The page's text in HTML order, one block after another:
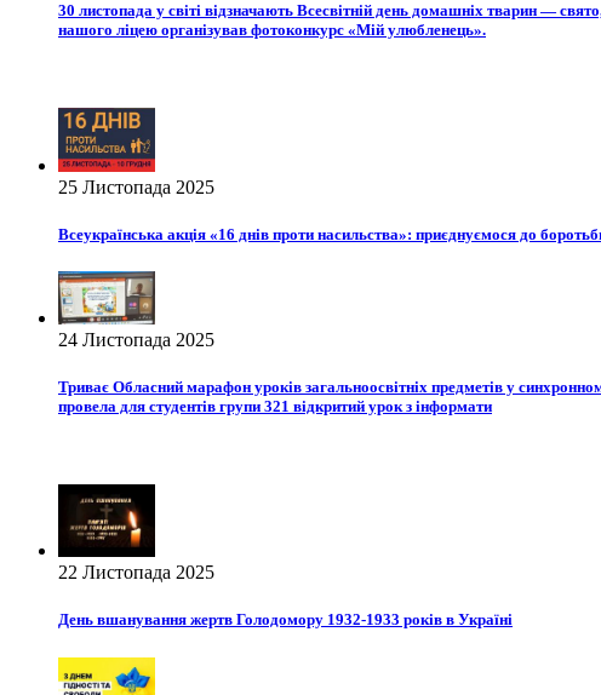
30 листопада у світі відзначають Всесвітній день домашніх тварин —
нашого ліцею організував фотоконкурс «Мій улюбленець».
25 Листопада 2025
Всеукраїнська акція «16 днів проти насильства»: приєднуємося до
24 Листопада 2025
Триває Обласний марафон уроків загальноосвітніх предметів у
провела для студентів групи 321 відкритий урок з інформати
22 Листопада 2025
День вшанування жертв Голодомору 1932-1933 років в Україні